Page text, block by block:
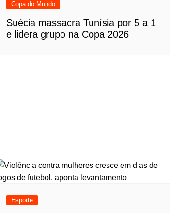
Copa do Mundo
Suécia massacra Tunísia por 5 a 1
e lidera grupo na Copa 2026
Esporte